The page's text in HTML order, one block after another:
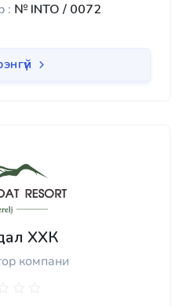
: № INTO / 0072
ХХК
компани